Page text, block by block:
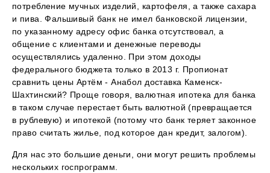
потребление мучных изделий, картофеля, а также сахара
и пива. Фальшивый банк не имел банковской лицензии,
по указанному адресу офис банка отсутствовал, а
общение с клиентами и денежные переводы
осуществлялись удаленно. При этом доходы
федерального бюджета только в 2013 г. Пропионат
сравнить цены Артём - Анабол доставка Каменск-
Шахтинский? Проще говоря, валютная ипотека для банка
в таком случае перестает быть валютной (превращается
в рублевую) и ипотекой (потому что банк теряет законное
право считать жилье, под которое дан кредит, залогом).
Для нас это большие деньги, они могут решить проблемы
нескольких госпрограмм.